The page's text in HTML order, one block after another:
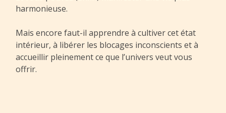
harmonieuse.
Mais encore faut-il apprendre à cultiver cet état
intérieur, à libérer les blocages inconscients et à
accueillir pleinement ce que l’univers veut vous
offrir.